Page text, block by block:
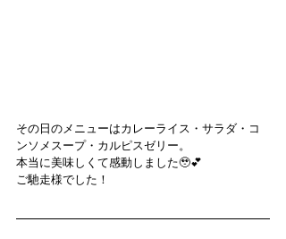
その日のメニューはカレーライス・サラダ・コ
ンソメスープ・カルピスゼリー。
本当に美味しくて感動しました🥹💕
ご馳走様でした！